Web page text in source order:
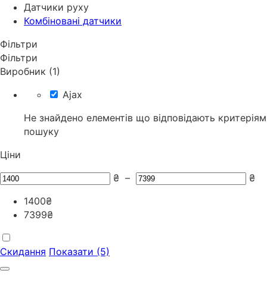
Датчики руху
Комбіновані датчики
Фільтри
Фільтри
Виробник (1)
Ajax
Не знайдено елементів що відповідають критеріям
пошуку
Ціни
₴ –
₴
1400₴
7399₴
Скидання Показати (5)